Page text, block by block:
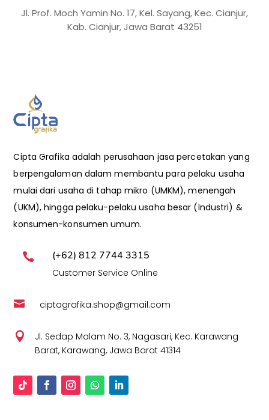
Jl. Prof. Moch Yamin No. 17, Kel. Sayang, Kec. Cianjur,
Kab. Cianjur, Jawa Barat 43251
Cipta Grafika adalah perusahaan jasa percetakan yang
berpengalaman dalam membantu para pelaku usaha
mulai dari usaha di tahap mikro (UMKM), menengah
(UKM), hingga pelaku-pelaku usaha besar (Industri) &
konsumen-konsumen umum.
 (+62) 812 7744 3315
Customer Service Online
 ciptagrafika.shop@gmail.com

Jl. Sedap Malam No. 3, Nagasari, Kec. Karawang
Barat, Karawang, Jawa Barat 41314